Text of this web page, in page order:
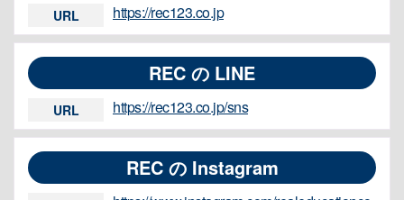
URL https://rec123.co.jp
REC の LINE
URL https://rec123.co.jp/sns
REC の Instagram